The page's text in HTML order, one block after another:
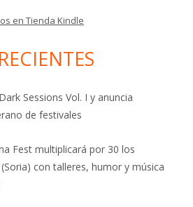
en Tienda Kindle
Sessions Vol. I y anuncia
de festivales
Fest multiplicará por 30 los
con talleres, humor y música